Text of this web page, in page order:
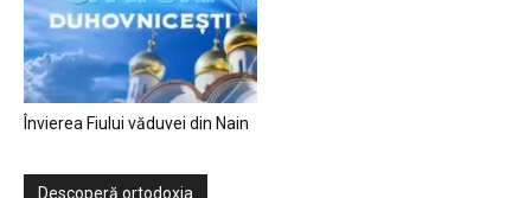
Învierea Fiului văduvei din Nain
Descoperă ortodoxia